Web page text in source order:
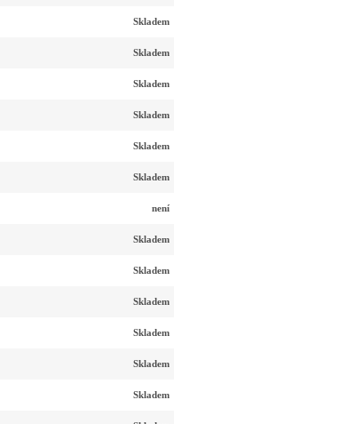
Skladem
Skladem
Skladem
Skladem
Skladem
Skladem
není
Skladem
Skladem
Skladem
Skladem
Skladem
Skladem